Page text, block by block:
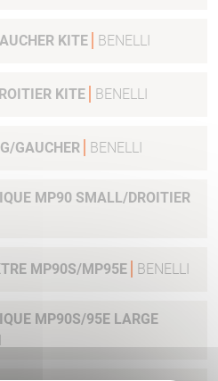
KITE BENELLI
KITE BENELLI
GAUCHER BENELLI
MP90 SMALL/DROITIER
MP90S/MP95E BENELLI
MP90S/95E LARGE